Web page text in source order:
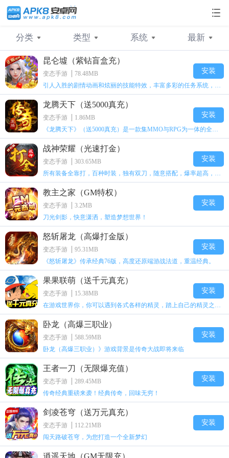
分类
不限 横版格斗 卡牌手游
经营策略 角色RPG 变态手游
满Vip版手游 手机游戏
GM手游
类型
不限 卡牌 角色
策略 放置 动作
休闲
系统
不限 安卓 苹果
最新
最新 人气
昆仑墟（紫钻盲盒充）
变态手游
78.48MB
安装
龙腾天下（送5000真充）
变态手游
1.86MB
安装
战神荣耀（光速打金）
变态手游
303.65MB
安装
教主之家（GM特权）
变态手游
3.2MB
刀光剑影，快意潇洒，塑造梦想世界！
安装
怒斩屠龙（高爆打金版）
变态手游
95.31MB
《怒斩屠龙》传承经典76版，高度还原端游战法道，重温经典。
安装
果果联萌（送千元真充）
变态手游
15.38MB
安装
卧龙（高爆三职业）
变态手游
588.59MB
卧龙（高爆三职业）》游戏背景是传奇大战即将来临
安装
王者一刀（无限爆充值）
变态手游
289.45MB
传奇经典重磅来袭！经典传奇，回味无穷！
安装
剑凌苍穹（送万元真充）
变态手游
112.21MB
闯天路破苍穹，为您打造一个全新梦幻
安装
逍遥天地（GM无限充）